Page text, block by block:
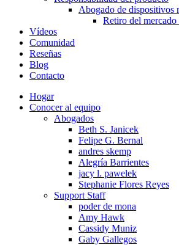
Abogado de dispositivos
Retiro del
Vídeos
Comunidad
Reseñas
Blog
Contacto
Hogar
Conocer al equipo
Abogados
Beth S. Janicek
Felipe G. Bernal
andres skemp
Alegría Barrientes
jacy l. pawelek
Stephanie Flores Reyes
Support Staff
poder de mona
Amy Hawk
Cassidy Muniz
Gaby Gallegos